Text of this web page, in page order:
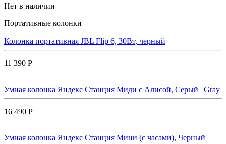
Нет в наличии
Портативные колонки
Колонка портативная JBL Flip 6, 30Вт, черный
11 390 Р
Умная колонка Яндекс Станция Миди с Алисой, Cерый | Gray
16 490 Р
Умная колонка Яндекс Станция Мини (с часами), Черный |